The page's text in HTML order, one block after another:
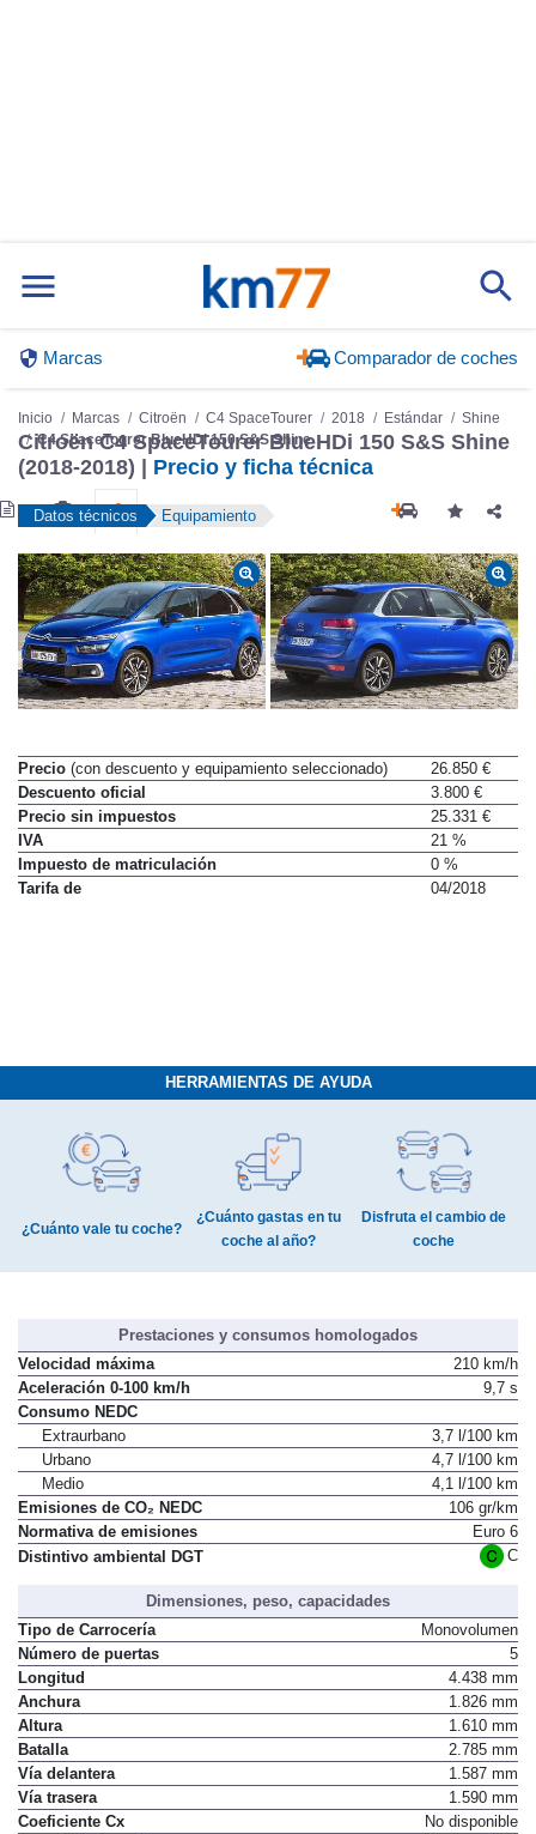
Marcas Comparador de coches
Inicio Marcas Citroën C4 SpaceTourer 2018 Estándar
Shine
C4 SpaceTourer BlueHDi 150 S&S Shine
Citroën C4 SpaceTourer BlueHDi 150 S&S Shine
(2018-2018) | Precio y ficha técnica
Datos técnicos Equipamiento
Precio (con descuento y equipamiento seleccionado)
26.850 €
Descuento oficial
3.800 €
Precio sin impuestos
25.331 €
IVA
21 %
Impuesto de matriculación
0 %
Tarifa de
04/2018
HERRAMIENTAS DE AYUDA
¿Cuánto vale tu coche?
¿Cuánto gastas en tu
coche al año?
Disfruta el cambio de
coche
Prestaciones y consumos homologados
Velocidad máxima
210 km/h
Aceleración 0-100 km/h
9,7 s
Consumo NEDC
Extraurbano
3,7 l/100 km
Urbano
4,7 l/100 km
Medio
4,1 l/100 km
Emisiones de CO₂ NEDC
106 gr/km
Normativa de emisiones
Euro 6
Distintivo ambiental DGT
C
Dimensiones, peso, capacidades
Tipo de Carrocería
Monovolumen
Número de puertas
5
Longitud
4.438 mm
Anchura
1.826 mm
Altura
1.610 mm
Batalla
2.785 mm
Vía delantera
1.587 mm
Vía trasera
1.590 mm
Coeficiente Cx
No disponible